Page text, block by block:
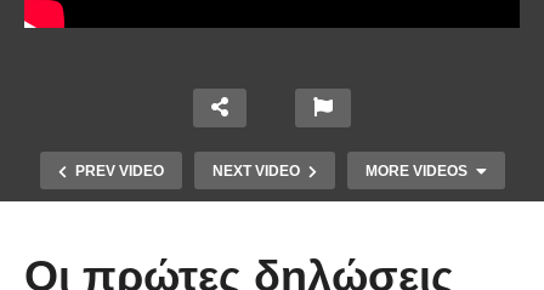
PREV VIDEO NEXT VIDEO MORE VIDEOS
Οι πρώτες δηλώσεις